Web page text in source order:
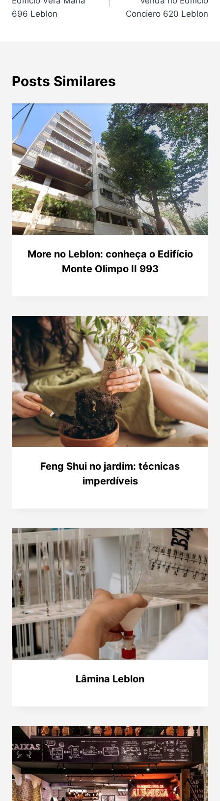
Post
696 Leblon
Conciero 620 Leblon
Posts Similares
More no Leblon: conheça o Edifício
Monte Olimpo II 993
Feng Shui no jardim: técnicas
imperdíveis
Lâmina Leblon